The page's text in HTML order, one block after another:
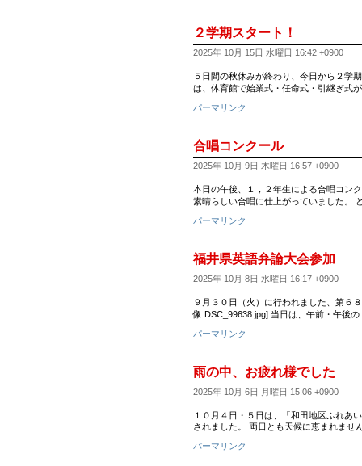
２学期スタート！
2025年 10月 15日 水曜日 16:42 +0900
５日間の秋休みが終わり、今日から２学
は、体育館で始業式・任命式・引継ぎ式
パーマリンク
合唱コンクール
2025年 10月 9日 木曜日 16:57 +0900
本日の午後、１，２年生による合唱コン
素晴らしい合唱に仕上がっていました。
パーマリンク
福井県英語弁論大会参加
2025年 10月 8日 水曜日 16:17 +0900
９月３０日（火）に行われました、第６
像:DSC_99638.jpg] 当日は、午前・午後
パーマリンク
雨の中、お疲れ様でした
2025年 10月 6日 月曜日 15:06 +0900
１０月４日・５日は、「和田地区ふれあ
されました。 両日とも天候に恵まれませ
パーマリンク